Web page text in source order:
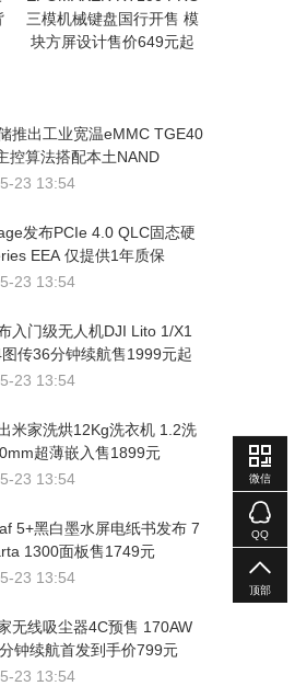
三模机械键盘国行开售 模
块方屏设计售价649元起
推出工业宽温eMMC TGE40
控算法搭配本土NAND
23 13:54
发布PCIe 4.0 QLC固态硬
EEA 仅提供1年质保
23 13:54
入门级无人机DJI Lito 1/X1
传36分钟续航售1999元起
23 13:54
米家洗烘12Kg洗衣机 1.2洗
超薄嵌入售1899元
23 13:54
5+黑白墨水屏电纸书发布 7
1300面板售1749元
23 13:54
无线吸尘器4C预售 170AW
钟续航首发到手价799元
23 13:54
微信
QQ
顶部